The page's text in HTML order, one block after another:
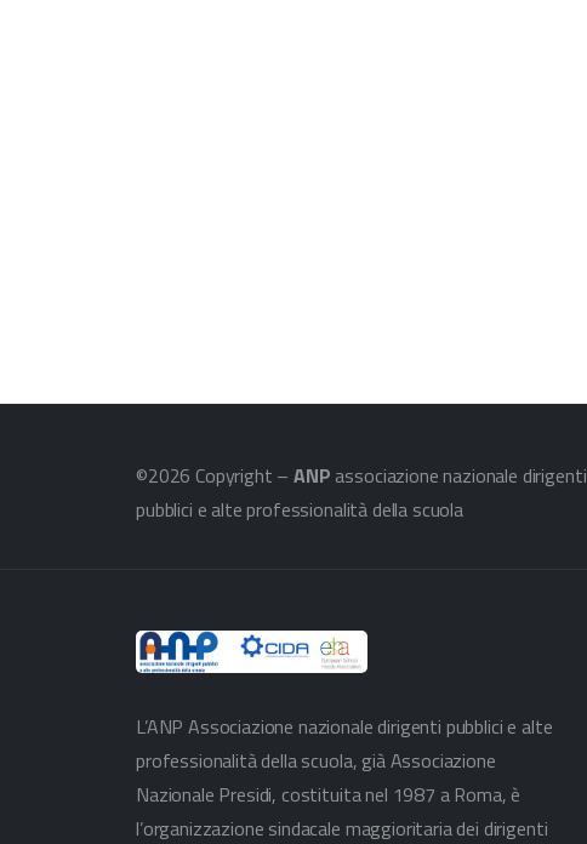
©2026 Copyright –ANP associazione nazionale dirigenti
pubblici e alte professionalità della scuola
L’ANP Associazione nazionale dirigenti pubblici e alte
professionalità della scuola, già Associazione
Nazionale Presidi, costituita nel 1987 a Roma, è
l’organizzazione sindacale maggioritaria dei dirigenti